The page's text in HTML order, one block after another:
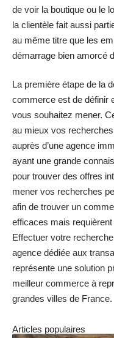
de voir la boutique ou le
la clientèle fait aussi
au même titre que les
démarrage bien amorcé
La première étape de la
commerce est de définir
vous souhaitez mener.
au mieux vos
auprès d’une agence
ayant une grande
pour trouver des offres
mener vos recherches
afin de trouver un
efficaces mais
Effectuer votre
agence dédiée aux
représente une solution
meilleur commerce à
grandes villes de France.
Articles populaires